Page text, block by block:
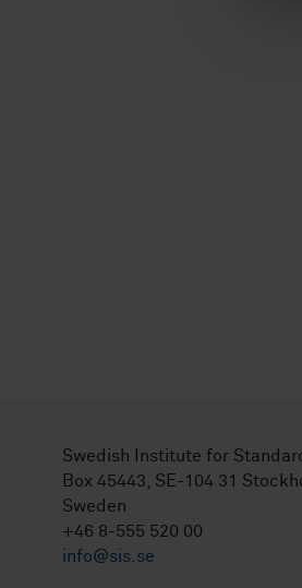
Swedish Institute for
Box 45443, SE-104 31
Sweden
+46 8-555 520 00
info@sis.se